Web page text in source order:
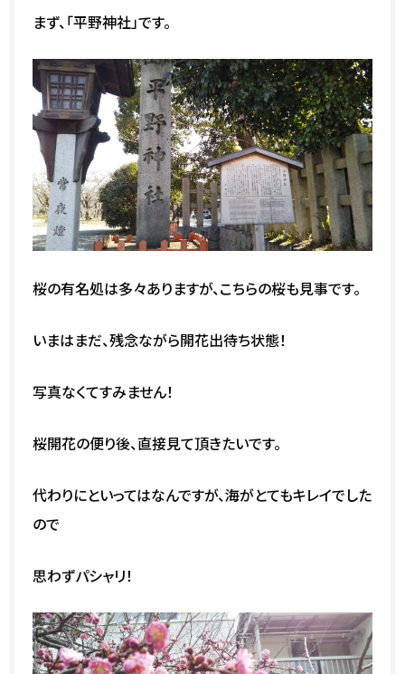
まず、「平野神社」です。
桜の有名処は多々ありますが、こちらの桜も見事です。
いまはまだ、残念ながら開花出待ち状態！
写真なくてすみません！
桜開花の便り後、直接見て頂きたいです。
代わりにといってはなんですが、海がとてもキレイでした
ので
思わずパシャリ！